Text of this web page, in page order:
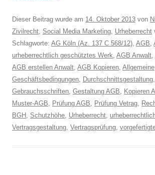
Dieser Beitrag wurde am 14. Oktober 2013 von
Zivilrecht, Social Media Marketing, Urheberrecht
Schlagworte: AG Köln (Az. 137 C 568/12), AGB,
urheberrechtlich geschütztes Werk, AGB Anwalt,
AGB erstellen Anwalt, AGB Kopieren, Allgemeine
Geschäftsbedingungen, Durchschnittsgestaltung,
Gebrauchsschriften, Gestaltung AGB, Kopieren
Muster-AGB, Prüfung AGB, Prüfung Vetrag,
BGH , Schutzhöhe, Urheberrecht,
Vertragsgestaltung, Vertragsprüfung,